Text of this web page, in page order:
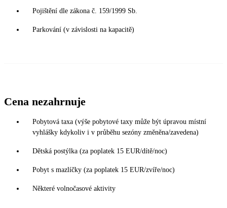
Pojištění dle zákona č. 159/1999 Sb.
Parkování (v závislosti na kapacitě)
Cena nezahrnuje
Pobytová taxa (výše pobytové taxy může být úpravou místní
vyhlášky kdykoliv i v průběhu sezóny změněna/zavedena)
Dětská postýlka (za poplatek 15 EUR/dítě/noc)
Pobyt s mazlíčky (za poplatek 15 EUR/zvíře/noc)
Některé volnočasové aktivity